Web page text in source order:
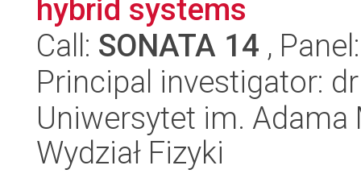
hybrid systems
Call: SONATA 14 ,
Principal investigator:
Uniwersytet im.
Wydział Fizyki